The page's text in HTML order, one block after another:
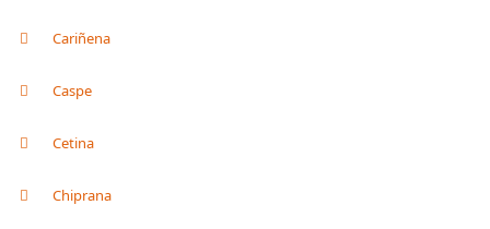
Cariñena
Caspe
Cetina
Chiprana